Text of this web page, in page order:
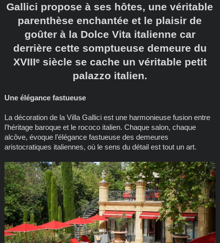
Gallici propose à ses hôtes, une véritable
parenthèse enchantée et le plaisir de
goûter à la Dolce Vita italienne car
derrière cette somptueuse demeure du
XVIIIᵉ siècle se cache un véritable petit
palazzo italien.
Une élégance fastueuse
La décoration de la Villa Gallici est une harmonieuse fusion entre
l’héritage baroque et le rococo italien. Chaque salon, chaque
alcôve, évoque l’élégance fastueuse des demeures
aristocratiques italiennes, où le sens du détail est tout un art.